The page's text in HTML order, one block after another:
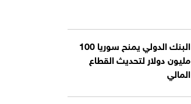
البنك الدولي يمنح سوريا 100
مليون دولار لتحديث القطاع
المالي